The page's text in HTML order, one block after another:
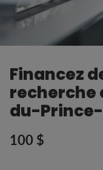
Financez
recherche
du-
Prix
100 $